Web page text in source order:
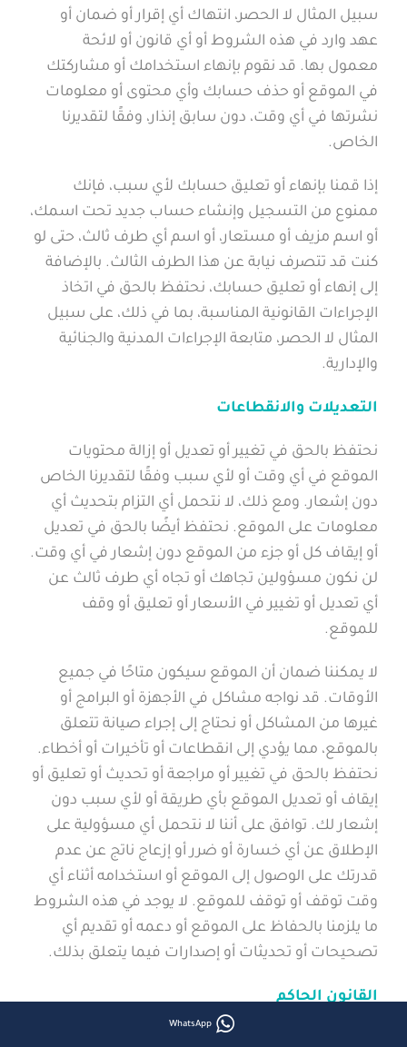
سبيل المثال لا الحصر، انتهاك أي إقرار أو ضمان أو
عهد وارد في هذه الشروط أو أي قانون أو لائحة
معمول بها. قد نقوم بإنهاء استخدامك أو مشاركتك
في الموقع أو حذف حسابك وأي محتوى أو معلومات
نشرتها في أي وقت، دون سابق إنذار، وفقًا لتقديرنا
الخاص.
إذا قمنا بإنهاء أو تعليق حسابك لأي سبب، فإنك
ممنوع من التسجيل وإنشاء حساب جديد تحت اسمك،
أو اسم مزيف أو مستعار، أو اسم أي طرف ثالث، حتى لو
كنت قد تتصرف نيابة عن هذا الطرف الثالث. بالإضافة
إلى إنهاء أو تعليق حسابك، نحتفظ بالحق في اتخاذ
الإجراءات القانونية المناسبة، بما في ذلك، على سبيل
المثال لا الحصر، متابعة الإجراءات المدنية والجنائية
والإدارية.
التعديلات والانقطاعات
نحتفظ بالحق في تغيير أو تعديل أو إزالة محتويات
الموقع في أي وقت أو لأي سبب وفقًا لتقديرنا الخاص
دون إشعار. ومع ذلك، لا نتحمل أي التزام بتحديث أي
معلومات على الموقع. نحتفظ أيضًا بالحق في تعديل
أو إيقاف كل أو جزء من الموقع دون إشعار في أي وقت.
لن نكون مسؤولين تجاهك أو تجاه أي طرف ثالث عن
أي تعديل أو تغيير في الأسعار أو تعليق أو وقف
للموقع.
لا يمكننا ضمان أن الموقع سيكون متاحًا في جميع
الأوقات. قد نواجه مشاكل في الأجهزة أو البرامج أو
غيرها من المشاكل أو نحتاج إلى إجراء صيانة تتعلق
بالموقع، مما يؤدي إلى انقطاعات أو تأخيرات أو أخطاء.
نحتفظ بالحق في تغيير أو مراجعة أو تحديث أو تعليق أو
إيقاف أو تعديل الموقع بأي طريقة أو لأي سبب دون
إشعار لك. توافق على أننا لا نتحمل أي مسؤولية على
الإطلاق عن أي خسارة أو ضرر أو إزعاج ناتج عن عدم
قدرتك على الوصول إلى الموقع أو استخدامه أثناء أي
وقت توقف أو توقف للموقع. لا يوجد في هذه الشروط
ما يلزمنا بالحفاظ على الموقع أو دعمه أو تقديم أي
تصحيحات أو تحديثات أو إصدارات فيما يتعلق بذلك.
القانون الحاكم
WhatsApp